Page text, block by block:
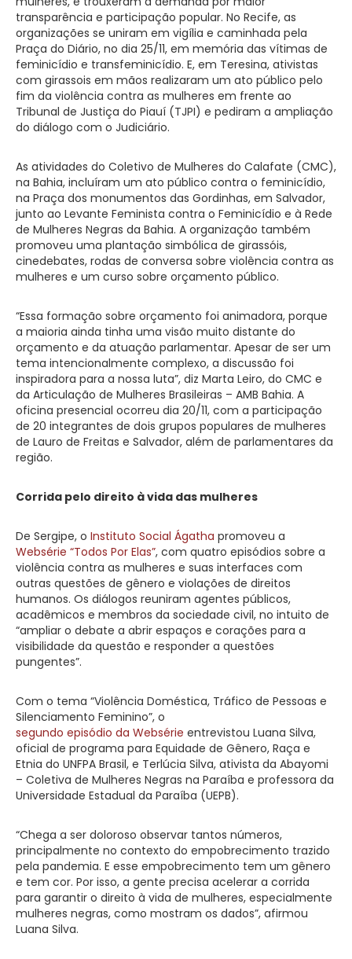
transparência e participação popular. No Recife, as
organizações se uniram em vigília e caminhada pela
Praça do Diário, no dia 25/11, em memória das vítimas de
feminicídio e transfeminicídio. E, em Teresina, ativistas
com girassois em mãos realizaram um ato público pelo
fim da violência contra as mulheres em frente ao
Tribunal de Justiça do Piauí (TJPI) e pediram a ampliação
do diálogo com o Judiciário.
As atividades do Coletivo de Mulheres do Calafate (CMC),
na Bahia, incluíram um ato público contra o feminicídio,
na Praça dos monumentos das Gordinhas, em Salvador,
junto ao Levante Feminista contra o Feminicídio e à Rede
de Mulheres Negras da Bahia. A organização também
promoveu uma plantação simbólica de girassóis,
cinedebates, rodas de conversa sobre violência contra as
mulheres e um curso sobre orçamento público.
“Essa formação sobre orçamento foi animadora, porque
a maioria ainda tinha uma visão muito distante do
orçamento e da atuação parlamentar. Apesar de ser um
tema intencionalmente complexo, a discussão foi
inspiradora para a nossa luta”, diz Marta Leiro, do CMC e
da Articulação de Mulheres Brasileiras – AMB Bahia. A
oficina presencial ocorreu dia 20/11, com a participação
de 20 integrantes de dois grupos populares de mulheres
de Lauro de Freitas e Salvador, além de parlamentares da
região.
Corrida pelo direito à vida das mulheres
De Sergipe, o Instituto Social Ágatha promoveu a
Websérie “Todos Por Elas”, com quatro episódios sobre a
violência contra as mulheres e suas interfaces com
outras questões de gênero e violações de direitos
humanos. Os diálogos reuniram agentes públicos,
acadêmicos e membros da sociedade civil, no intuito de
“ampliar o debate a abrir espaços e corações para a
visibilidade da questão e responder a questões
pungentes”.
Com o tema “Violência Doméstica, Tráfico de Pessoas e
Silenciamento Feminino”, o
segundo episódio da Websérie entrevistou Luana Silva,
oficial de programa para Equidade de Gênero, Raça e
Etnia do UNFPA Brasil, e Terlúcia Silva, ativista da Abayomi
– Coletiva de Mulheres Negras na Paraíba e professora da
Universidade Estadual da Paraíba (UEPB).
“Chega a ser doloroso observar tantos números,
principalmente no contexto do empobrecimento trazido
pela pandemia. E esse empobrecimento tem um gênero
e tem cor. Por isso, a gente precisa acelerar a corrida
para garantir o direito à vida de mulheres, especialmente
mulheres negras, como mostram os dados”, afirmou
Luana Silva.